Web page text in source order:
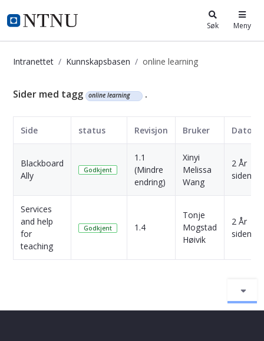
i.ntnu.no Søk Meny
Intranettet Kunnskapsbasen online learning
Kunnskapsbasen
Sider med tagg online learning .
Side status Revisjon Bruker Dato
Blackboard
Ally
Godkjent
1.1
(Mindre
endring)
Xinyi
Melissa
Wang
2 År
siden
Services
and help
for
teaching
Godkjent 1.4
Tonje
Mogstad
Høivik
2 År
siden